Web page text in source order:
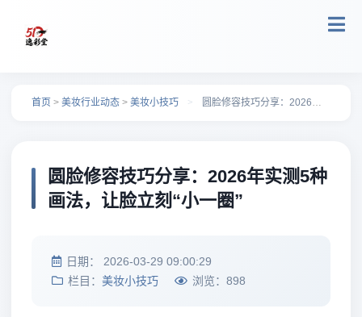
首页 > 美妆行业动态 > 美妆小技巧 > 圆脸修容技巧分享：2026年实测5种画法，让脸立刻“小一圈”
圆脸修容技巧分享：2026年实测5种
画法，让脸立刻“小一圈”
日期： 2026-03-29 09:00:29
栏目： 美妆小技巧 浏览： 898